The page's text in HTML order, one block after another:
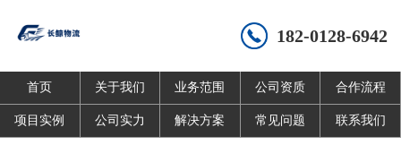
182-0128-6942
首页 关于我们 业务范围 公司资质 合作流程
项目实例 公司实力 解决方案 常见问题 联系我们